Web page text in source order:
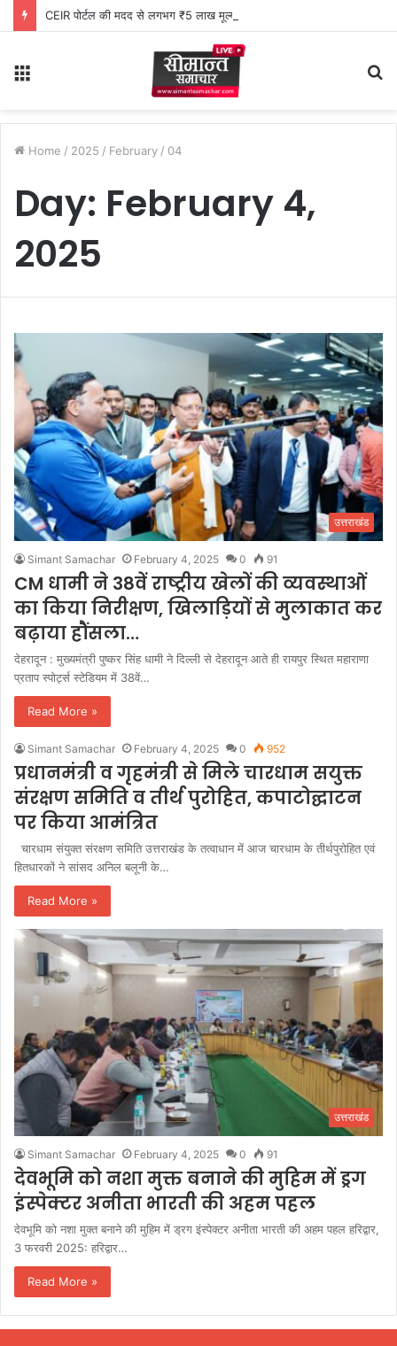
CEIR पोर्टल की मदद से लगभग ₹5 लाख मूल्य के 20 मोबाइल फोन बरामद
Home / 2025 / February / 04
Day: February 4,
2025
उत्तराखंड
Simant Samachar February 4, 2025 0 91
CM धामी ने 38वें राष्ट्रीय खेलों की व्यवस्थाओं
का किया निरीक्षण, खिलाड़ियों से मुलाकात कर
बढ़ाया हौंसला…
देहरादून : मुख्यमंत्री पुष्कर सिंह धामी ने दिल्ली से देहरादून आते ही रायपुर स्थित महाराणा
प्रताप स्पोर्ट्स स्टेडियम में 38वें…
Read More »
Simant Samachar February 4, 2025 0 952
प्रधानमंत्री व गृहमंत्री से मिले चारधाम सयुक्त
संरक्षण समिति व तीर्थ पुरोहित, कपाटोद्घाटन
पर किया आमंत्रित
चारधाम संयुक्त संरक्षण समिति उत्तराखंड के तत्वाधान में आज चारधाम के तीर्थपुरोहित एवं
हितधारकों ने सांसद अनिल बलूनी के…
Read More »
उत्तराखंड
Simant Samachar February 4, 2025 0 91
देवभूमि को नशा मुक्त बनाने की मुहिम में ड्रग
इंस्पेक्टर अनीता भारती की अहम पहल
देवभूमि को नशा मुक्त बनाने की मुहिम में ड्रग इंस्पेक्टर अनीता भारती की अहम पहल हरिद्वार,
3 फरवरी 2025: हरिद्वार…
Read More »